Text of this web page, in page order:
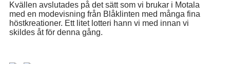
Kvällen avslutades på det sätt som vi brukar i Motala
med en modevisning från Blåklinten med många fina
höstkreationer. Ett litet lotteri hann vi med innan vi
skildes åt för denna gång.